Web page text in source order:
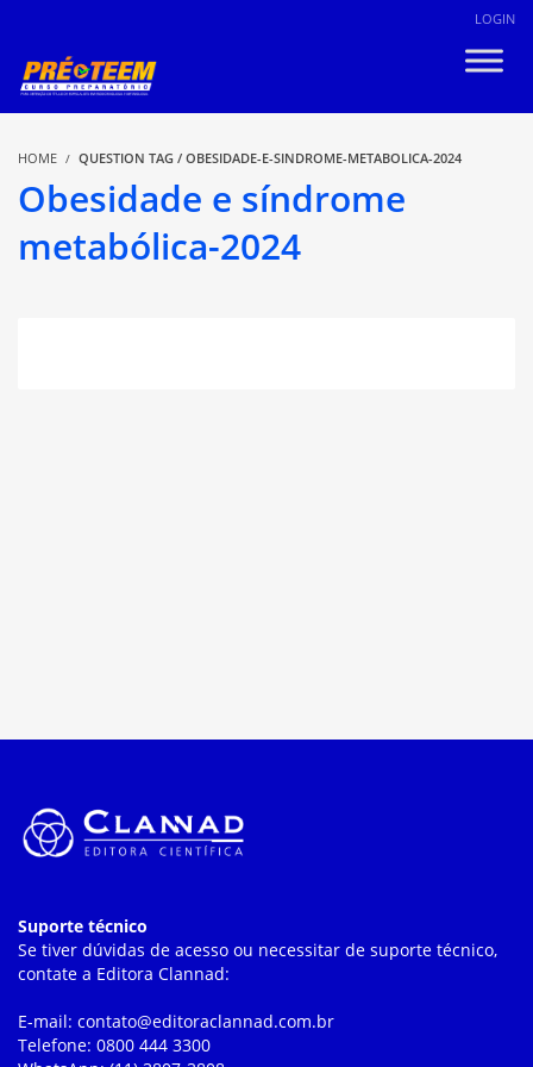
LOGIN
HOME QUESTION TAG / OBESIDADE-E-SINDROME-METABOLICA-2024
Obesidade e síndrome
metabólica-2024
Suporte técnico
Se tiver dúvidas de acesso ou necessitar de suporte técnico,
contate a Editora Clannad:
E-mail: contato@editoraclannad.com.br
Telefone: 0800 444 3300